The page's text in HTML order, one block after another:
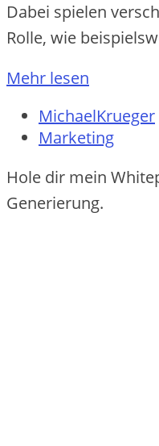
Dabei spielen
Rolle, wie
Mehr lesen
MichaelKrueger
Marketing
Hole dir mein
Generierung.